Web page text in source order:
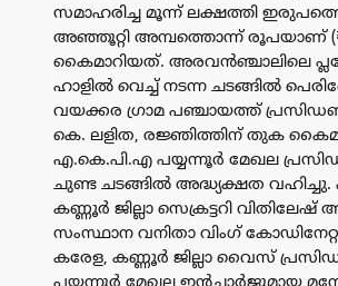
സമാഹരിച്ച മൂന്ന് ലക്ഷത്തി
അഞ്ഞൂറ്റി അമ്പത്തൊന്ന് രൂപയാണ്
കൈമാറിയത്. അരവൻഞ്ചാലിലെ
ഹാളിൽ വെച്ച് നടന്ന ചടങ്ങിൽ
വയക്കര ഗ്രാമ പഞ്ചായത്ത്
കെ. ലളിത, രജ്ഞിത്തിന് തുക
എ.കെ.പി.എ പയ്യന്നൂർ മേഖല
ചുണ്ട ചടങ്ങിൽ അദ്ധ്യക്ഷത
കണ്ണൂർ ജില്ലാ സെക്രട്ടറി
സംസ്ഥാന വനിതാ വിംഗ്
കരേള, കണ്ണൂർ ജില്ലാ വൈസ്